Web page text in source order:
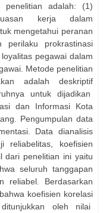
penelitian adalah: (1)
kerja dalam
mengetahui peranan
perilaku prokrastinasi
pegawai dalam
Metode penelitian
adalah deskriptif
untuk dijadikan
dan Informasi Kota
Pengumpulan data
Data dianalisis
reliabelitas, koefisien
dari penelitian ini yaitu
seluruh tanggapan
reliabel. Berdasarkan
koefisien korelasi
oleh nilai